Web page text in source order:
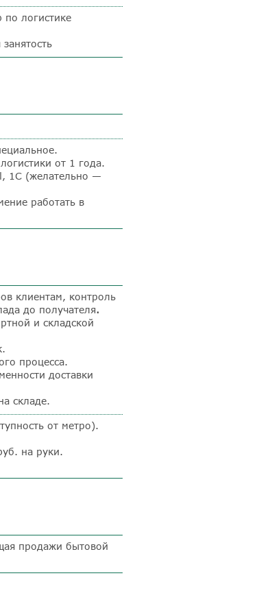
логистике
от 1 года.
1С (желательно —
работать в
клиентам, контроль
до получателя.
и складской
процесса.
доставки
складе.
от метро).
на руки.
продажи бытовой